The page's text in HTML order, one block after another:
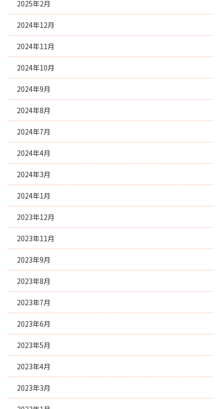
2025年2月
2024年12月
2024年11月
2024年10月
2024年9月
2024年8月
2024年7月
2024年4月
2024年3月
2024年1月
2023年12月
2023年11月
2023年9月
2023年8月
2023年7月
2023年6月
2023年5月
2023年4月
2023年3月